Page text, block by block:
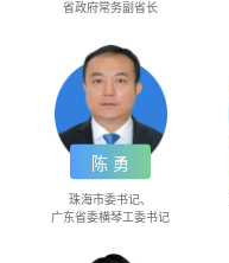
省政府常务副省长
陈 勇
珠海市委书记、
广东省委横琴工委书记